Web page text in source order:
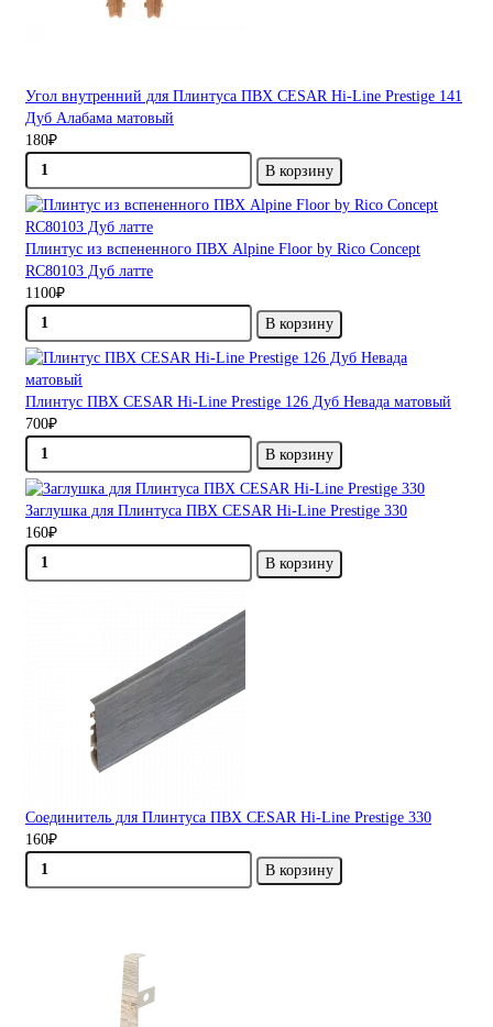
Угол внутренний для Плинтуса ПВХ CESAR Hi-Line Prestige 141
Дуб Алабама матовый
180₽
В корзину
Плинтус из вспененного ПВХ Alpine Floor by Rico Concept
RC80103 Дуб латте
1100₽
В корзину
Плинтус ПВХ CESAR Hi-Line Prestige 126 Дуб Невада матовый
700₽
В корзину
Заглушка для Плинтуса ПВХ CESAR Hi-Line Prestige 330
160₽
В корзину
Соединитель для Плинтуса ПВХ CESAR Hi-Line Prestige 330
160₽
В корзину